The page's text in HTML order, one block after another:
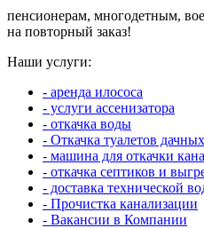
пенсионерам, многодетным,
на повторный заказ!
Наши услуги:
- аренда илососа
- услуги ассенизатора
- откачка воды
- Откачка туалетов
- машина для откачки
- откачка септиков и
- доставка технической
- Прочистка канализации
- Вакансии в Компании